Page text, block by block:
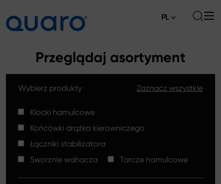
Klocki hamulcowe
Tarcze hamulcowe High Carbon
Końcówki drążków kierowniczych
Klocki hamulcowe Silver Ceramic
Aktualności
Gdzie kupić
Kontakt
PL
Przeglądaj asortyment
Wybierz produkty Zaznacz wszystkie
Klocki hamulcowe
Końcówki drążka kierowniczego
Łączniki stabilizatora
Sworznie wahacza
Tarcze hamulcowe